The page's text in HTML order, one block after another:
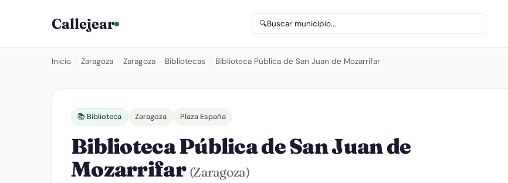
Callejear 🔍Buscar municipio...
Inicio Zaragoza Zaragoza Bibliotecas Biblioteca Pública de San Juan de Mozarrifar
📚 Biblioteca Zaragoza Plaza España
Biblioteca Pública de San Juan de
Mozarrifar (Zaragoza)